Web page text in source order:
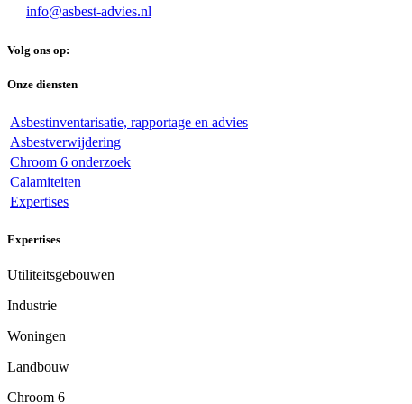
info@asbest-advies.nl
Volg ons op:
Onze diensten
Asbestinventarisatie, rapportage en advies
Asbestverwijdering
Chroom 6 onderzoek
Calamiteiten
Expertises
Expertises
Utiliteitsgebouwen
Industrie
Woningen
Landbouw
Chroom 6